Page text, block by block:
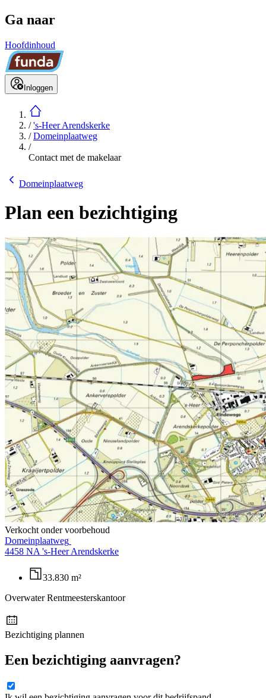
Ga naar
Hoofdinhoud
Inloggen
/'s-Heer Arendskerke
/Domeinplaatweg
/
Contact met de makelaar
Domeinplaatweg
Plan een bezichtiging
Verkocht onder voorbehoud
Domeinplaatweg
4458 NA 's-Heer Arendskerke
33.830 m²
Overwater Rentmeesterskantoor
Bezichtiging plannen
Een bezichtiging aanvragen?